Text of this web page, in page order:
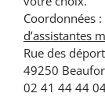
Coordonnées :
d’assistantes
Rue des
49250
02 41 44 44